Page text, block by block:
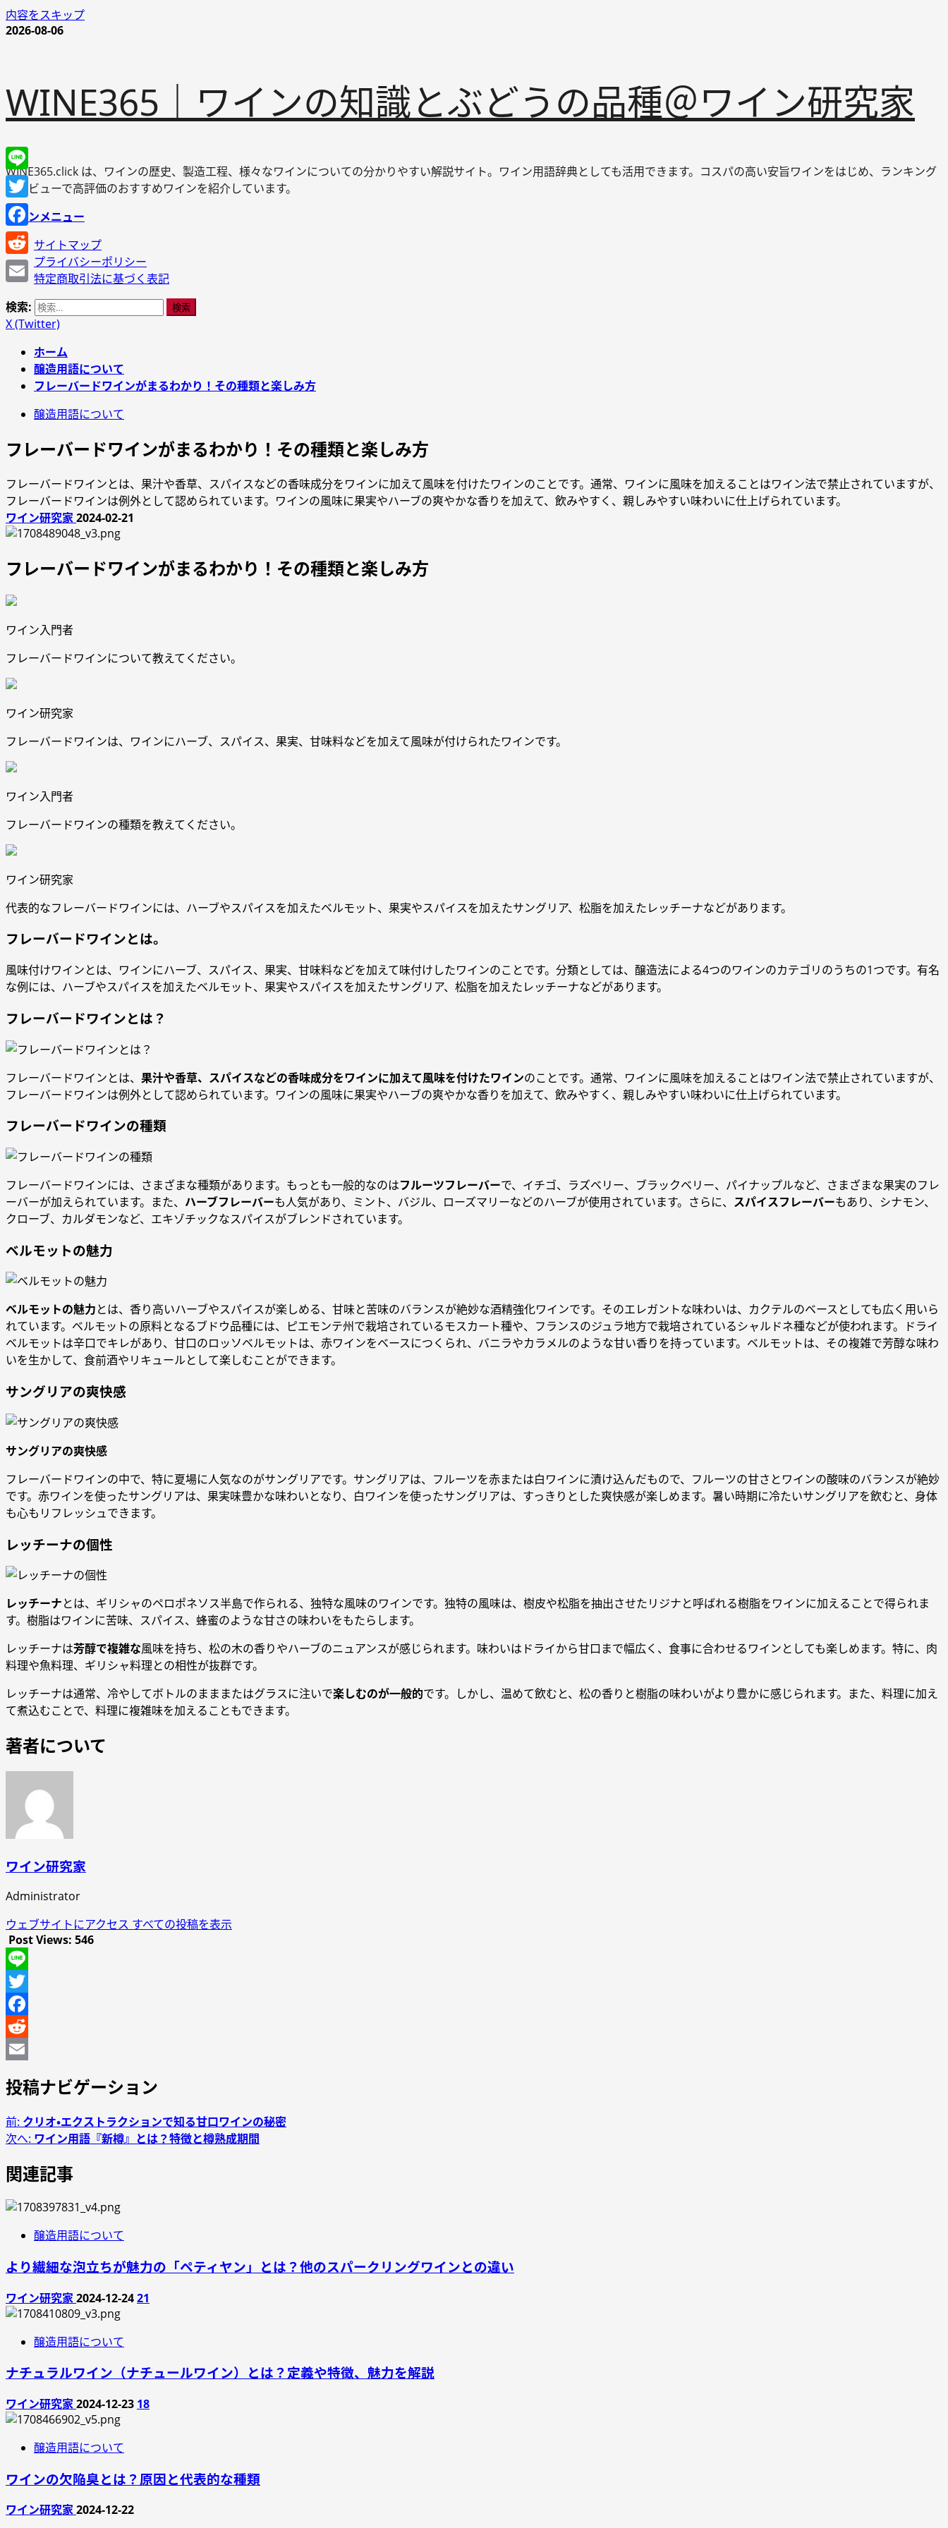
内容をスキップ
2026-08-06
WINE365｜ワインの知識とぶどうの品種＠ワイン研究家
WINE365.click は、ワインの歴史、製造工程、様々なワインについての分かりやすい解説サイト。ワイン用語辞典としても活用できます。コスパの高い安旨ワインをはじめ、ランキング
やレビューで高評価のおすすめワインを紹介しています。
メインメニュー
サイトマップ
プライバシーポリシー
特定商取引法に基づく表記
検索:
X (Twitter)
ホーム
醸造用語について
フレーバードワインがまるわかり！その種類と楽しみ方
醸造用語について
フレーバードワインがまるわかり！その種類と楽しみ方
フレーバードワインとは、果汁や香草、スパイスなどの香味成分をワインに加えて風味を付けたワインのことです。通常、ワインに風味を加えることはワイン法で禁止されていますが、
フレーバードワインは例外として認められています。ワインの風味に果実やハーブの爽やかな香りを加えて、飲みやすく、親しみやすい味わいに仕上げられています。
ワイン研究家2024-02-21
フレーバードワインがまるわかり！その種類と楽しみ方
ワイン入門者
フレーバードワインについて教えてください。
ワイン研究家
フレーバードワインは、ワインにハーブ、スパイス、果実、甘味料などを加えて風味が付けられたワインです。
ワイン入門者
フレーバードワインの種類を教えてください。
ワイン研究家
代表的なフレーバードワインには、ハーブやスパイスを加えたベルモット、果実やスパイスを加えたサングリア、松脂を加えたレッチーナなどがあります。
フレーバードワインとは。
風味付けワインとは、ワインにハーブ、スパイス、果実、甘味料などを加えて味付けしたワインのことです。分類としては、醸造法による4つのワインのカテゴリのうちの1つです。有名
な例には、ハーブやスパイスを加えたベルモット、果実やスパイスを加えたサングリア、松脂を加えたレッチーナなどがあります。
フレーバードワインとは？
フレーバードワインとは、 果汁や香草、スパイスなどの香味成分をワインに加えて風味を付けたワインのことです。通常、ワインに風味を加えることはワイン法で禁止されていますが、
フレーバードワインは例外として認められています。ワインの風味に果実やハーブの爽やかな香りを加えて、飲みやすく、親しみやすい味わいに仕上げられています。
フレーバードワインの種類
フレーバードワインには、さまざまな種類があります。もっとも一般的なのはフルーツフレーバーで、イチゴ、ラズベリー、ブラックベリー、パイナップルなど、さまざまな果実のフレ
ーバーが加えられています。また、 ハーブフレーバーも人気があり、ミント、バジル、ローズマリーなどのハーブが使用されています。さらに、 スパイスフレーバーもあり、シナモン、
クローブ、カルダモンなど、エキゾチックなスパイスがブレンドされています。
ベルモットの魅力
ベルモットの魅力とは、香り高いハーブやスパイスが楽しめる、甘味と苦味のバランスが絶妙な酒精強化ワインです。そのエレガントな味わいは、カクテルのベースとしても広く用いら
れています。ベルモットの原料となるブドウ品種には、ピエモンテ州で栽培されているモスカート種や、フランスのジュラ地方で栽培されているシャルドネ種などが使われます。ドライ
ベルモットは辛口でキレがあり、甘口のロッソベルモットは、赤ワインをベースにつくられ、バニラやカラメルのような甘い香りを持っています。ベルモットは、その複雑で芳醇な味わ
いを生かして、食前酒やリキュールとして楽しむことができます。
サングリアの爽快感
サングリアの爽快感
フレーバードワインの中で、特に夏場に人気なのがサングリアです。サングリアは、フルーツを赤または白ワインに漬け込んだもので、フルーツの甘さとワインの酸味のバランスが絶妙
です。赤ワインを使ったサングリアは、果実味豊かな味わいとなり、白ワインを使ったサングリアは、すっきりとした爽快感が楽しめます。暑い時期に冷たいサングリアを飲むと、身体
も心もリフレッシュできます。
レッチーナの個性
レッチーナとは、ギリシャのペロポネソス半島で作られる、独特な風味のワインです。独特の風味は、樹皮や松脂を抽出させたリジナと呼ばれる樹脂をワインに加えることで得られま
す。樹脂はワインに苦味、スパイス、蜂蜜のような甘さの味わいをもたらします。
レッチーナは芳醇で複雑な風味を持ち、松の木の香りやハーブのニュアンスが感じられます。味わいはドライから甘口まで幅広く、食事に合わせるワインとしても楽しめます。特に、肉
料理や魚料理、ギリシャ料理との相性が抜群です。
レッチーナは通常、冷やしてボトルのまままたはグラスに注いで楽しむのが一般的です。しかし、温めて飲むと、松の香りと樹脂の味わいがより豊かに感じられます。また、料理に加え
て煮込むことで、料理に複雑味を加えることもできます。
著者について
ワイン研究家
Administrator
ウェブサイトにアクセス すべての投稿を表示
Post Views: 546
Line
Twitter
Facebook
Reddit
投稿ナビゲーション
前: クリオ・エクストラクションで知る甘口ワインの秘密
次へ: ワイン用語『新樽』とは？特徴と樽熟成期間
関連記事
醸造用語について
より繊細な泡立ちが魅力の「ペティヤン」とは？他のスパークリングワインとの違い
ワイン研究家2024-12-2421
醸造用語について
ナチュラルワイン（ナチュールワイン）とは？定義や特徴、魅力を解説
ワイン研究家2024-12-23 18
醸造用語について
ワインの欠陥臭とは？原因と代表的な種類
ワイン研究家2024-12-22
Line
Twitter
Facebook
Reddit